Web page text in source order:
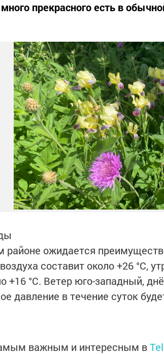
прекрасного есть в
районе ожидается
составит около +26 °C,
+16 °C. Ветер юго-западный,
давление в течение суток
важным и интересным в